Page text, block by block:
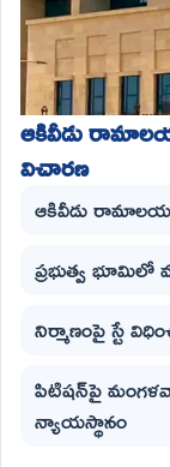
ఆకివీడు
విచారణ
ఆకివీడు రామాలయ
ప్రభుత్వ భూమిలో
నిర్మాణంపై స్టే
పిటిషన్‌పై
న్యాయస్థానం